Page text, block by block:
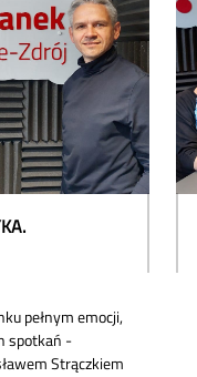
pełnym emocji,
spotkań -
Strączkiem